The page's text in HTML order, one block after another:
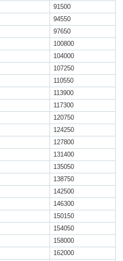
91500
94550
97650
100800
104000
107250
110550
113900
117300
120750
124250
127800
131400
135050
138750
142500
146300
150150
154050
158000
162000